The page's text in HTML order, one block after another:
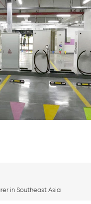
in Southeast Asia